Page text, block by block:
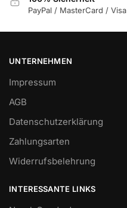
PayPal / MasterCard / Visa
UNTERNEHMEN
Impressum
AGB
Datenschutzerklärung
Zahlungsarten
Widerrufsbelehrung
INTERESSANTE LINKS